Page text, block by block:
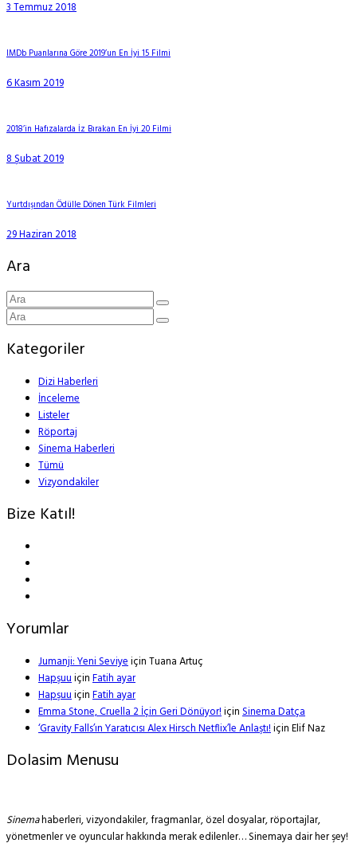
3 Temmuz 2018
IMDb Puanlarına Göre 2019’un En İyi 15 Filmi
6 Kasım 2019
2018’in Hafızalarda İz Bırakan En İyi 20 Filmi
8 Şubat 2019
Yurtdışından Ödülle Dönen Türk Filmleri
29 Haziran 2018
Ara
Kategoriler
Dizi Haberleri
İnceleme
Listeler
Röportaj
Sinema Haberleri
Tümü
Vizyondakiler
Bize Katıl!
Yorumlar
Jumanji: Yeni SeviyeiçinTuana Artuç
HapşuuiçinFatih ayar
HapşuuiçinFatih ayar
Emma Stone, Cruella 2 İçin Geri Dönüyor!içinSinema Datça
‘Gravity Falls’ın Yaratıcısı Alex Hirsch Netflix’le Anlaştı!içinElif Naz
Dolasim Menusu
Sinemahaberleri, vizyondakiler, fragmanlar, özel dosyalar, röportajlar,
yönetmenler ve oyuncular hakkında merak edilenler… Sinemaya dair her şey!